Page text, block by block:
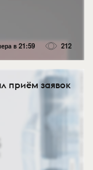
в 21:59 212
приём заявок